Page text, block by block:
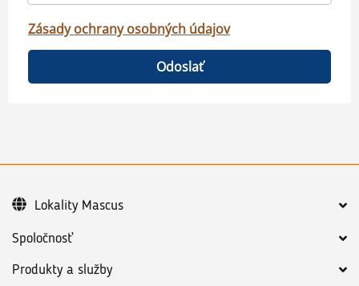
Zásady ochrany osobných údajov
Odoslať
Spoločnosť
Produkty a služby
Lokality Mascus